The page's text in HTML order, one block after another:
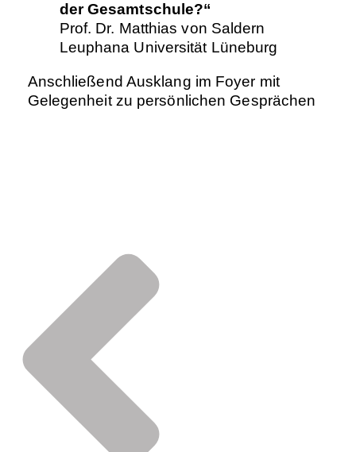
der Gesamtschule?“
Prof. Dr. Matthias von Saldern
Leuphana Universität Lüneburg
Anschließend Ausklang im Foyer mit
Gelegenheit zu persönlichen Gesprächen